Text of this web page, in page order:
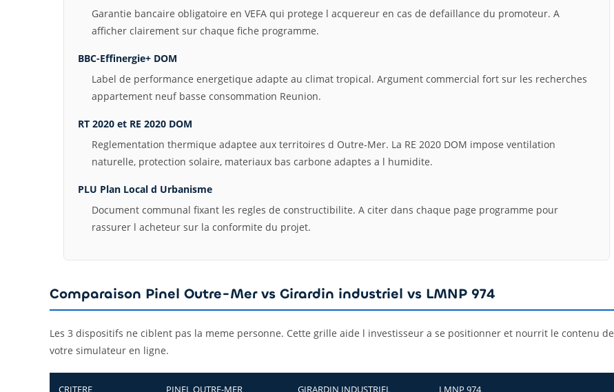
Garantie bancaire obligatoire en VEFA qui protege l acquereur en cas de defaillance du promoteur. A
afficher clairement sur chaque fiche programme.
BBC-Effinergie+ DOM
Label de performance energetique adapte au climat tropical. Argument commercial fort sur les recherches
appartement neuf basse consommation Reunion.
RT 2020 et RE 2020 DOM
Reglementation thermique adaptee aux territoires d Outre-Mer. La RE 2020 DOM impose ventilation
naturelle, protection solaire, materiaux bas carbone adaptes a l humidite.
PLU Plan Local d Urbanisme
Document communal fixant les regles de constructibilite. A citer dans chaque page programme pour
rassurer l acheteur sur la conformite du projet.
Comparaison Pinel Outre-Mer vs Girardin industriel vs LMNP 974
Les 3 dispositifs ne ciblent pas la meme personne. Cette grille aide l investisseur a se positionner et nourrit le contenu de
votre simulateur en ligne.
CRITERE PINEL OUTRE-MER GIRARDIN INDUSTRIEL LMNP 974